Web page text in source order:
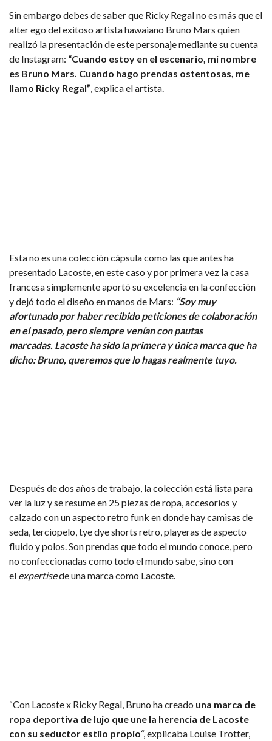
Sin embargo debes de saber que Ricky Regal no es más que el
alter ego del exitoso artista hawaiano Bruno Mars quien
realizó la presentación de este personaje mediante su cuenta
de Instagram: “Cuando estoy en el escenario, mi nombre
es Bruno Mars. Cuando hago prendas ostentosas, me
llamo Ricky Regal”, explica el artista.
Esta no es una colección cápsula como las que antes ha
presentado Lacoste, en este caso y por primera vez la casa
francesa simplemente aportó su excelencia en la confección
y dejó todo el diseño en manos de Mars: “Soy muy
afortunado por haber recibido peticiones de colaboración
en el pasado, pero siempre venían con pautas
marcadas. Lacoste ha sido la primera y única marca que ha
dicho: Bruno, queremos que lo hagas realmente tuyo.
Después de dos años de trabajo, la colección está lista para
ver la luz y se resume en 25 piezas de ropa, accesorios y
calzado con un aspecto retro funk en donde hay camisas de
seda, terciopelo, tye dye shorts retro, playeras de aspecto
fluido y polos. Son prendas que todo el mundo conoce, pero
no confeccionadas como todo el mundo sabe, sino con
el expertisede una marca como Lacoste.
“Con Lacoste x Ricky Regal, Bruno ha creado una marca de
ropa deportiva de lujo que une la herencia de Lacoste
con su seductor estilo propio“, explicaba Louise Trotter,